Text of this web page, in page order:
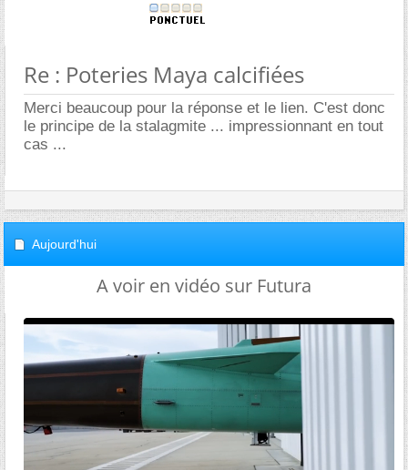
Re : Poteries Maya calcifiées
Merci beaucoup pour la réponse et le lien. C'est donc
le principe de la stalagmite ... impressionnant en tout
cas ...
Aujourd'hui
A voir en vidéo sur Futura